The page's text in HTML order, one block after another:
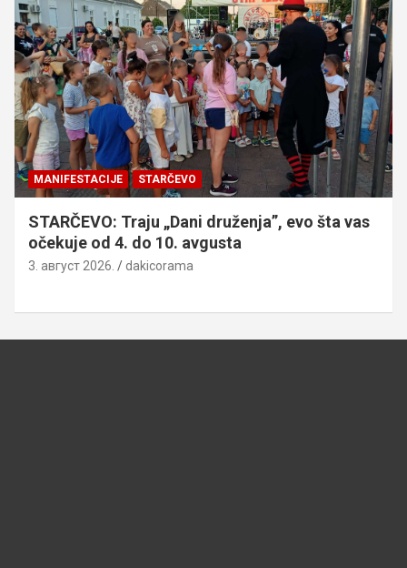
MANIFESTACIJE STARČEVO
STARČEVO: Traju „Dani druženja”, evo šta vas
očekuje od 4. do 10. avgusta
3. август 2026. dakicorama